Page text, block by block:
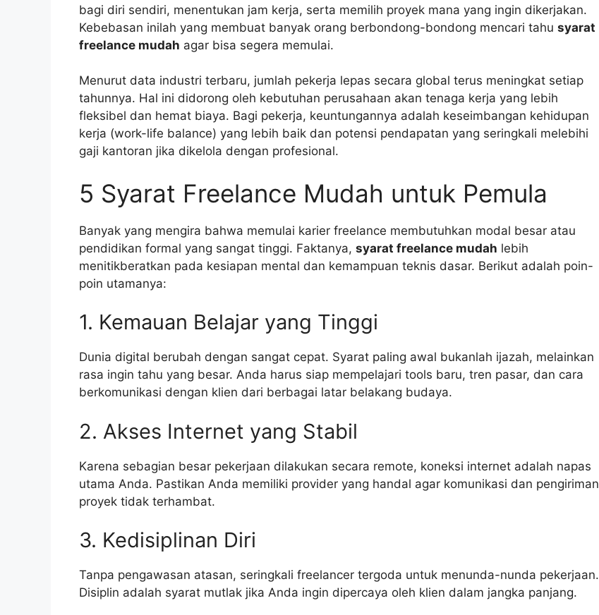
bagi diri sendiri, menentukan jam kerja, serta memilih proyek mana yang ingin dikerjakan.
Kebebasan inilah yang membuat banyak orang berbondong-bondong mencari tahu syarat
freelance mudah agar bisa segera memulai.
Menurut data industri terbaru, jumlah pekerja lepas secara global terus meningkat setiap
tahunnya. Hal ini didorong oleh kebutuhan perusahaan akan tenaga kerja yang lebih
fleksibel dan hemat biaya. Bagi pekerja, keuntungannya adalah keseimbangan kehidupan
kerja (work-life balance) yang lebih baik dan potensi pendapatan yang seringkali melebihi
gaji kantoran jika dikelola dengan profesional.
5 Syarat Freelance Mudah untuk Pemula
Banyak yang mengira bahwa memulai karier freelance membutuhkan modal besar atau
pendidikan formal yang sangat tinggi. Faktanya, syarat freelance mudah lebih
menitikberatkan pada kesiapan mental dan kemampuan teknis dasar. Berikut adalah poin-
poin utamanya:
1. Kemauan Belajar yang Tinggi
Dunia digital berubah dengan sangat cepat. Syarat paling awal bukanlah ijazah, melainkan
rasa ingin tahu yang besar. Anda harus siap mempelajari tools baru, tren pasar, dan cara
berkomunikasi dengan klien dari berbagai latar belakang budaya.
2. Akses Internet yang Stabil
Karena sebagian besar pekerjaan dilakukan secara remote, koneksi internet adalah napas
utama Anda. Pastikan Anda memiliki provider yang handal agar komunikasi dan pengiriman
proyek tidak terhambat.
3. Kedisiplinan Diri
Tanpa pengawasan atasan, seringkali freelancer tergoda untuk menunda-nunda pekerjaan.
Disiplin adalah syarat mutlak jika Anda ingin dipercaya oleh klien dalam jangka panjang.